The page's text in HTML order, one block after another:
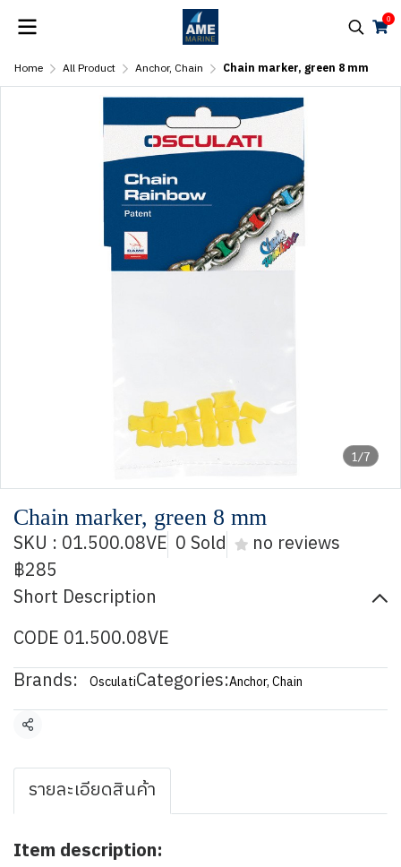
0
Home All Product Anchor, Chain Chain marker, green 8 mm
1/7
Chain marker, green 8 mm
SKU : 01.500.08VE 0 Sold
no reviews
฿285
Short Description
CODE 01.500.08VE
Brands:
OsculatiCategories:Anchor, Chain
Share
รายละเอียดสินค้า
Item description: